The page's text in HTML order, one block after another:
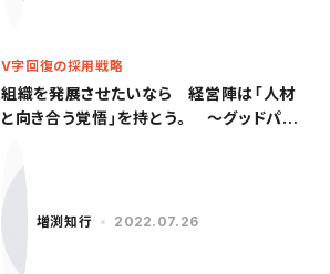
V字回復の採用戦略
組織を発展させたいなら 経営陣は「人材
と向き合う覚悟」を持とう。 〜グッドパッ
増渕知行 2022.07.26